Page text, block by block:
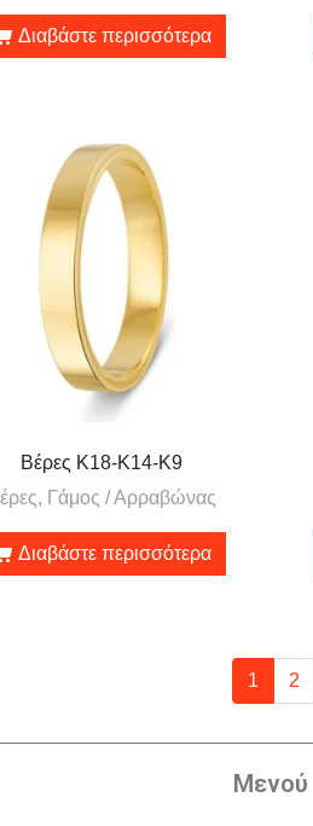
Διαβάστε περισσότερα
Βέρες Κ18-Κ14-Κ9
Γάμος / Αρραβώνας
Διαβάστε περισσότερα
1 2
Μενού